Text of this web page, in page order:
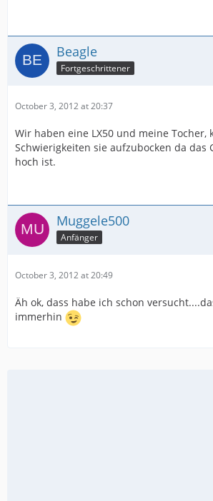
Beagle
Fortgeschrittener
October 3, 2012 at 20:37
Wir haben eine LX50 und meine
Schwierigkeiten sie aufzubocken da das
hoch ist.
Muggele500
Anfänger
October 3, 2012 at 20:49
Äh ok, dass habe ich schon
immerhin